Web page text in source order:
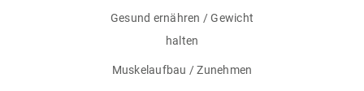
Gesund ernähren / Gewicht
halten
Muskelaufbau / Zunehmen